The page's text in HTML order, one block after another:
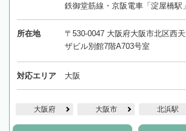
鉄御堂筋線・京阪電車「淀屋橋駅
所在地
〒530-0047 大阪府大阪市北区西
ザビル別館7階A703号室
対応エリア 大阪
大阪府 大阪市 北浜駅